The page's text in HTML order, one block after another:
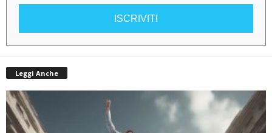
ISCRIVITI
Leggi Anche